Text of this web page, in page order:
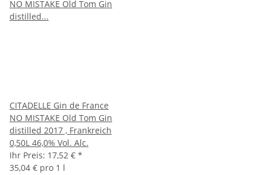
CITADELLE Gin de France
NO MISTAKE Old Tom Gin
distilled 2017 , Frankreich
0,50L 46,0% Vol. Alc.
Ihr Preis: 17,52 € *
35,04 € pro 1 l